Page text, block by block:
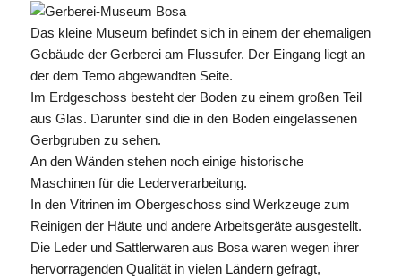
Das kleine Museum befindet sich in einem der ehemaligen
Gebäude der Gerberei am Flussufer. Der Eingang liegt an
der dem Temo abgewandten Seite.
Im Erdgeschoss besteht der Boden zu einem großen Teil
aus Glas. Darunter sind die in den Boden eingelassenen
Gerbgruben zu sehen.
An den Wänden stehen noch einige historische
Maschinen für die Lederverarbeitung.
In den Vitrinen im Obergeschoss sind Werkzeuge zum
Reinigen der Häute und andere Arbeitsgeräte ausgestellt.
Die Leder und Sattlerwaren aus Bosa waren wegen ihrer
hervorragenden Qualität in vielen Ländern gefragt,